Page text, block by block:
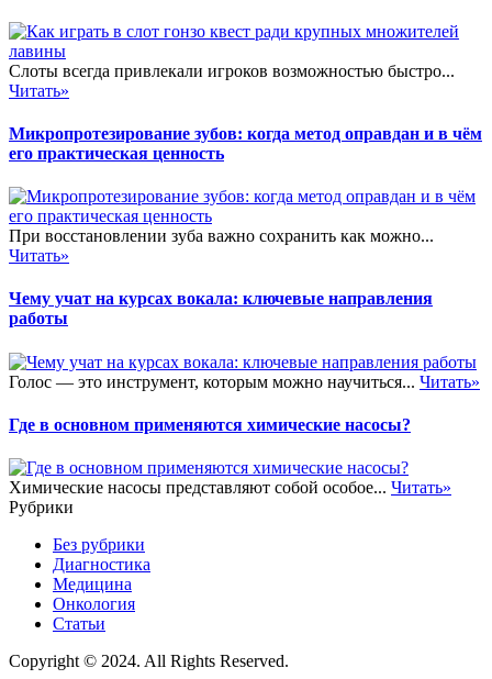
Слоты всегда привлекали игроков возможностью быстро...
Читать»
Микропротезирование зубов: когда метод оправдан и в чём
его практическая ценность
При восстановлении зуба важно сохранить как можно...
Читать»
Чему учат на курсах вокала: ключевые направления
работы
Голос — это инструмент, которым можно научиться... Читать»
Где в основном применяются химические насосы?
Химические насосы представляют собой особое... Читать»
Рубрики
Без рубрики
Диагностика
Медицина
Онкология
Статьи
Copyright © 2024. All Rights Reserved.